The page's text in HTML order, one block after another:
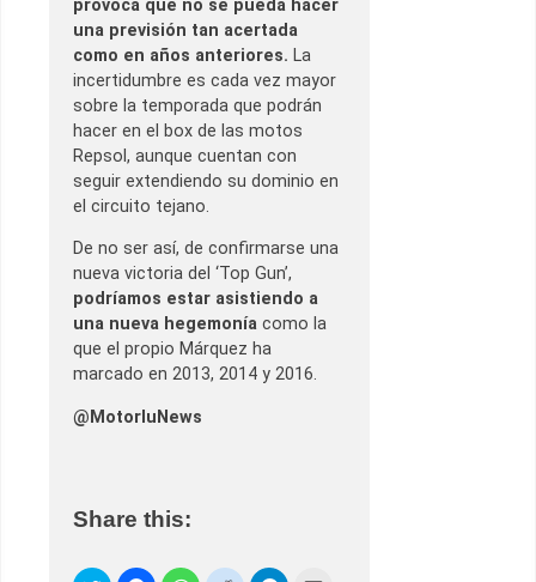
provoca que no se pueda hacer
una previsión tan acertada
como en años anteriores. La
incertidumbre es cada vez mayor
sobre la temporada que podrán
hacer en el box de las motos
Repsol, aunque cuentan con
seguir extendiendo su dominio en
el circuito tejano.
De no ser así, de confirmarse una
nueva victoria del ‘Top Gun’,
podríamos estar asistiendo a
una nueva hegemonía como la
que el propio Márquez ha
marcado en 2013, 2014 y 2016.
@MotorluNews
Share this: